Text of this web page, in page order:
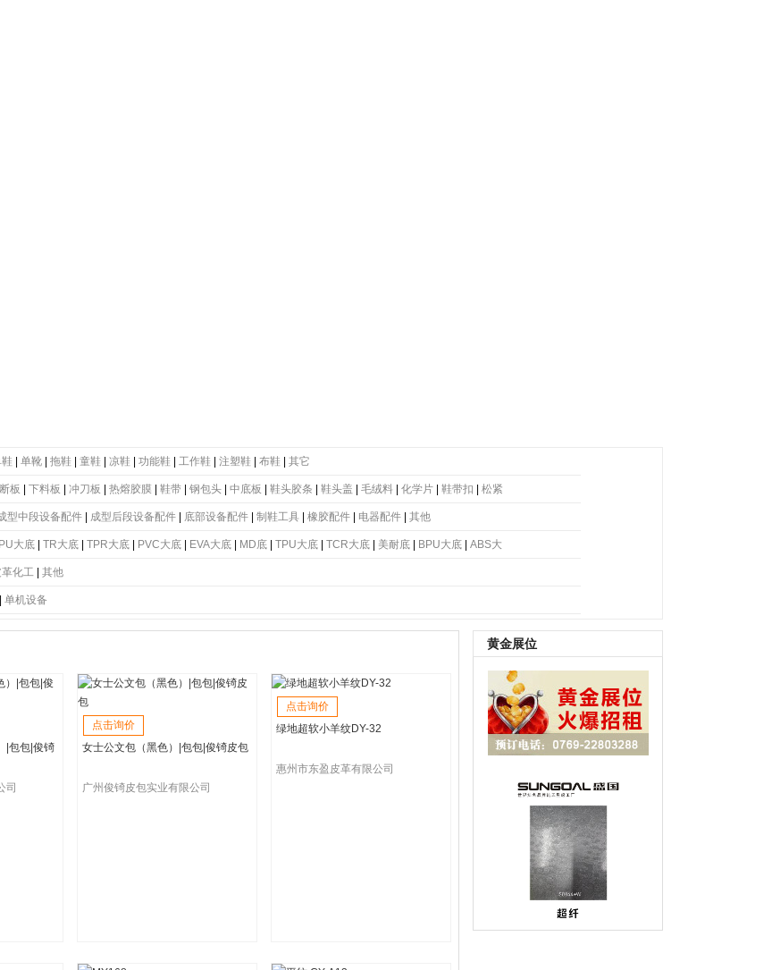
| 单靴| 拖鞋| 童鞋| 凉鞋| 功能鞋| 工作鞋| 注塑鞋| 布鞋| 其它
板 下料板 冲刀板 热熔胶膜 鞋带| 钢包头| 中底板 鞋头胶条 鞋头盖 毛绒料| 化学片| 鞋带扣 松紧
型中段设备配件| 成型后段设备配件| 底部设备配件| 制鞋工具 橡胶配件| 电器配件| 其他
PU大底| TR大底| TPR大底| PVC大底| EVA大底| MD底| TPU大底| TCR大底| 美耐底| BPU大底| ABS大
大底|软木大底
革化工| 其他
单机设备
|包包|俊锜
司
点击询价
女士公文包（黑色）|包包|俊锜皮包
广州俊锜皮包实业有限公司
点击询价
绿地超软小羊纹DY-32
惠州市东盈皮革有限公司
黄金展位